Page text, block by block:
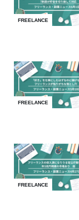
FREELANCE
FREELANCE
FREELANCE